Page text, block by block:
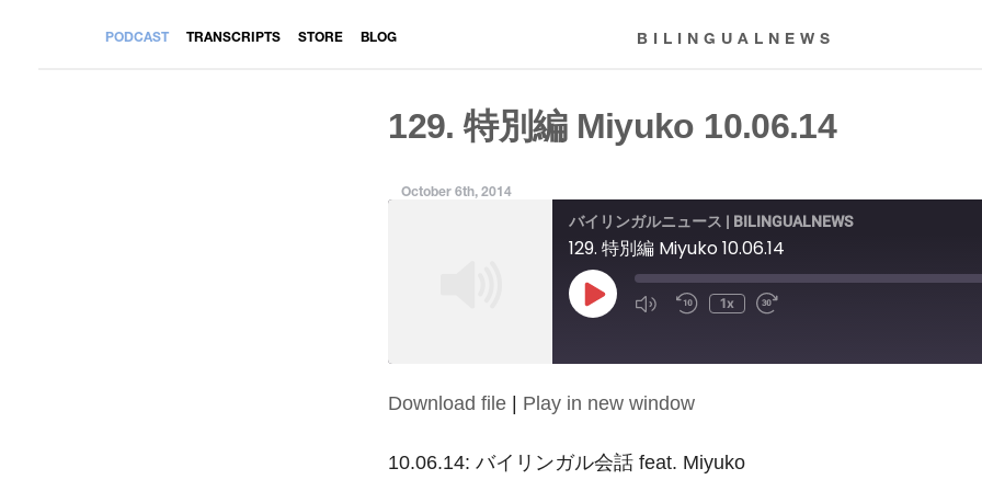
PODCAST TRANSCRIPTS STORE BLOG BILINGUALNEWS
129. 特別編 Miyuko 10.06.14
October 6th, 2014
バイリンガルニュース | BILINGUALNEWS
129. 特別編 Miyuko 10.06.14
Play
Episode
1x
SHARE
LINK
Download file | Play in new window
10.06.14: バイリンガル会話 feat. Miyuko